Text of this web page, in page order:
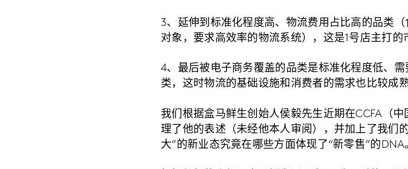
3、延伸到标准化程度高、物流费用占比高的品类
对象，要求高效率的物流系统），这是1号店主打的
4、最后被电子商务覆盖的品类是标准化程度低、
类，这时物流的基础设施和消费者的需求也比较成熟
我们根据盒马鲜生创始人侯毅先生近期在CCFA（
理了他的表述（未经他本人审阅），并加上了我们
大”的新业态究竟在哪些方面体现了“新零售”的DNA